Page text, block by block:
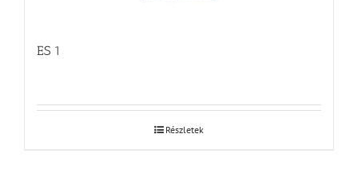
ES 1
Részletek